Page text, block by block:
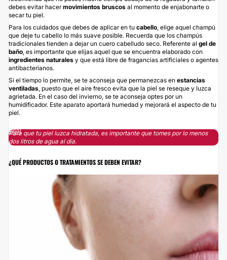
debes evitar hacer movimientos bruscos al momento de enjabonarte o
secar tu piel.
Para los cuidados que debes de aplicar en tu cabello , elige aquel champú
que deje tu cabello lo más suave posible. Recuerda que los champús
tradicionales tienden a dejar un cuero cabelludo seco. Referente al gel de
baño , es importante que elijas aquel que se encuentra elaborado con
ingredientes naturales y que está libre de fragancias artificiales o agentes
antibacterianos.
Si el tiempo lo permite, se te aconseja que permanezcas en estancias
ventiladas , puesto que el aire fresco evita que la piel se reseque y luzca
agrietada. En el caso del invierno, se te aconseja optes por un
humidificador. Este aparato aportará humedad y mejorará el aspecto de tu
piel.
Para que tu piel luzca hidratada, es importante que tomes por lo menos
dos litros de agua al día.
¿QUÉ PRODUCTOS O TRATAMIENTOS SE DEBEN EVITAR?